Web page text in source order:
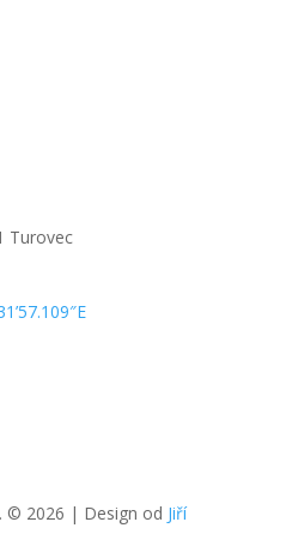
Turovec
© 2026 | Design od Jiří